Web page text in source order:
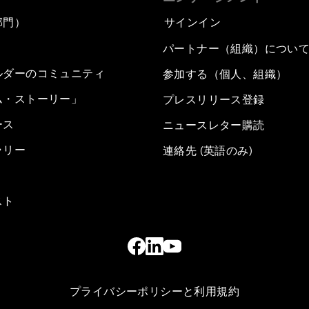
）
ーのコミュニティ
ストーリー」
リー
サインイン
パートナー（組織）につい
参加する（個人、組織）
プレスリリース登録
ニュースレター購読
連絡先 (英語のみ)
プライバシーポリシーと利用規約